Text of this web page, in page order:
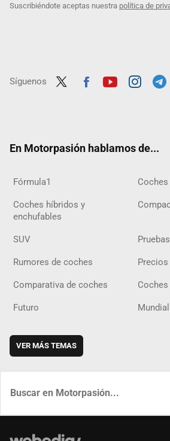
Suscribiéndote aceptas nuestra política de
Síguenos
En Motorpasión hablamos de...
Fórmula1
Coches híbridos y
enchufables
SUV
Rumores de coches
Comparativa de coches
Futuro
VER MÁS TEMAS